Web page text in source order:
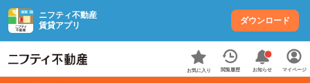
ニフティ不動産
賃貸アプリ
ダウンロード
お気に入り 閲覧履歴 お知らせ マイページ